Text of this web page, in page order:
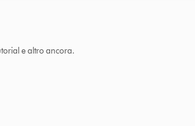
e altro ancora.